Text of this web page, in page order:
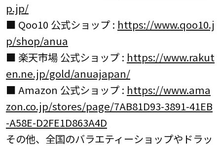
p.jp/
■ Qoo10 公式ショップ : https://www.qoo10.j
p/shop/anua
■ 楽天市場 公式ショップ : https://www.rakut
en.ne.jp/gold/anuajapan/
■ Amazon 公式ショップ : https://www.ama
zon.co.jp/stores/page/7AB81D93-3891-41EB
-A58E-D2FE1D863A4D
その他、全国のバラエティーショップやドラッ